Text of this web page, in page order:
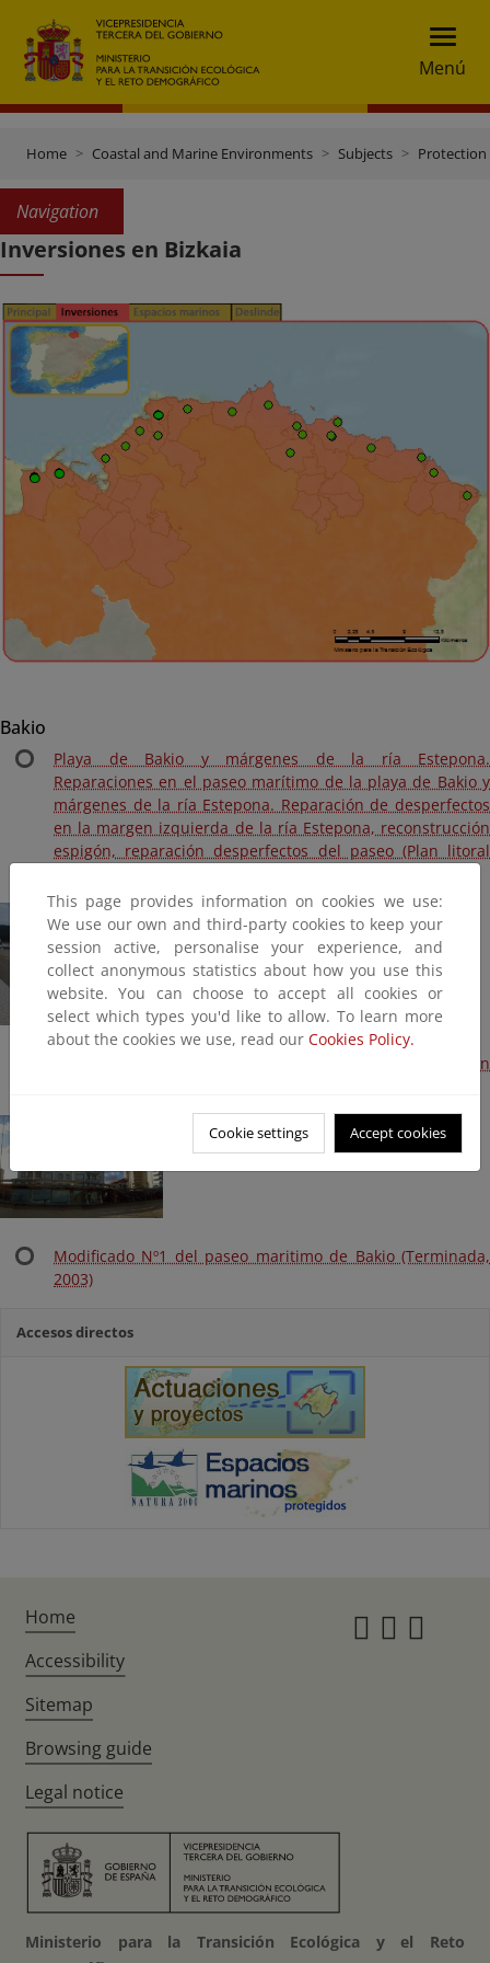
Menú
Home Coastal and Marine Environments Subjects
Navigation
Inversiones en Bizkaia
Bakio
Playa de Bakio y márgenes de la ría Estepona.
Reparaciones en el paseo marítimo de la playa de Bakio y
márgenes de la ría Estepona. Reparación de desperfectos
en la margen izquierda de la ría Estepona, reconstrucción
espigón, reparación desperfectos del paseo (Plan litoral
Playa de Bakio. Dragado y recarga de arena a la playa (Plan
Modificado Nº1 del paseo maritimo de Bakio (Terminada,
2003)
Accesos directos
This page provides information on cookies we use:
We use our own and third-party cookies to keep your
session active, personalise your experience, and
collect anonymous statistics about how you use this
website. You can choose to accept all cookies or
select which types you'd like to allow. To learn more
about the cookies we use, read our Cookies Policy.
Cookie settings Accept cookies
Home
Accessibility
Sitemap
Browsing guide
Legal notice
Ministerio para la Transición Ecológica y el Reto